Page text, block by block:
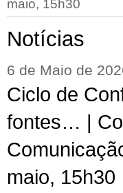
maio, 15h30
Notícias
6 de Maio de
Ciclo de
fontes… |
maio, 15h30